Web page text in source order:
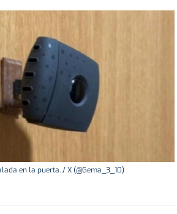
en la puerta. / X (@Gema_3_10)